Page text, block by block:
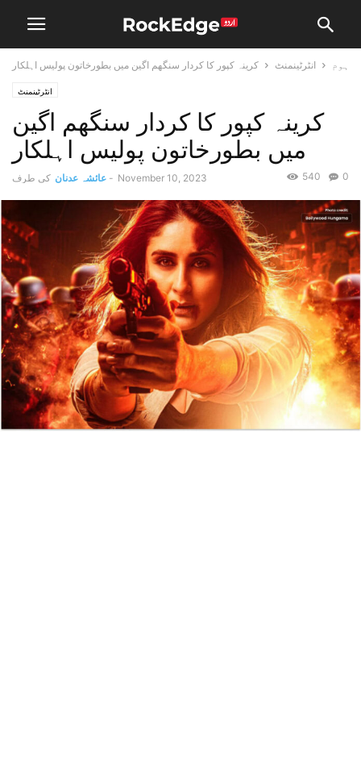
ہوم انٹرٹینمنٹ کرینہ کپور کا کردار سنگھم اگین میں بطورخاتون پولیس اہلکار
انٹرٹینمنٹ
کرینہ کپور کا کردار سنگھم اگین
میں بطورخاتون پولیس اہلکار
کی طرف عائشہ عدنان - November 10, 2023 0
540